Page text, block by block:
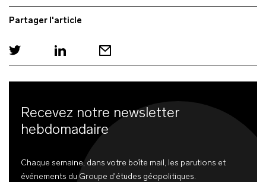
Partager l'article
Recevez notre newsletter
hebdomadaire
Chaque semaine, dans votre boîte mail, les parutions et
événements du Groupe d'études géopolitiques.